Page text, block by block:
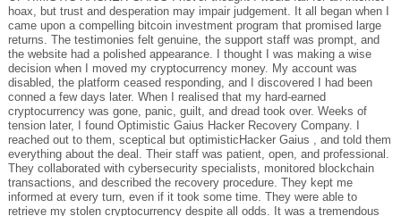
hoax, but trust and desperation may impair judgement. It all began when I
came upon a compelling bitcoin investment program that promised large
returns. The testimonies felt genuine, the support staff was prompt, and
the website had a polished appearance. I thought I was making a wise
decision when I moved my cryptocurrency money. My account was
disabled, the platform ceased responding, and I discovered I had been
conned a few days later. When I realised that my hard-earned
cryptocurrency was gone, panic, guilt, and dread took over. Weeks of
tension later, I found Optimistic Gaius Hacker Recovery Company. I
reached out to them, sceptical but optimisticHacker Gaius , and told them
everything about the deal. Their staff was patient, open, and professional.
They collaborated with cybersecurity specialists, monitored blockchain
transactions, and described the recovery procedure. They kept me
informed at every turn, even if it took some time. They were able to
retrieve my stolen cryptocurrency despite all odds. It was a tremendous